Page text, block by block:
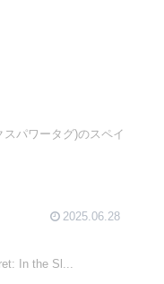
パワータグ)のスペイ
2025.06.28
In the Sl...